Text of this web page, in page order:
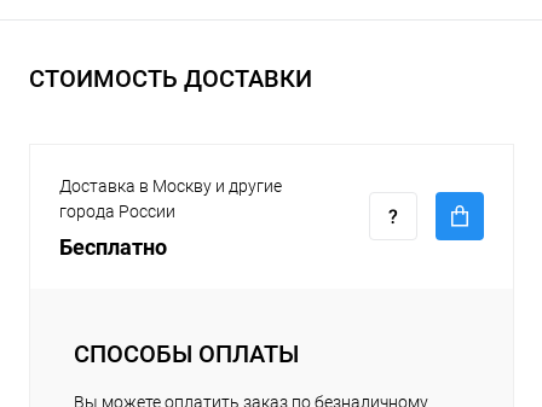
СТОИМОСТЬ ДОСТАВКИ
Доставка в Москву и другие
города России
Бесплатно
СПОСОБЫ ОПЛАТЫ
Вы можете оплатить заказ по безналичному